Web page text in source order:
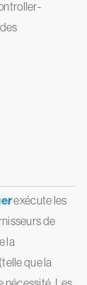
exécute les
de
la
que la